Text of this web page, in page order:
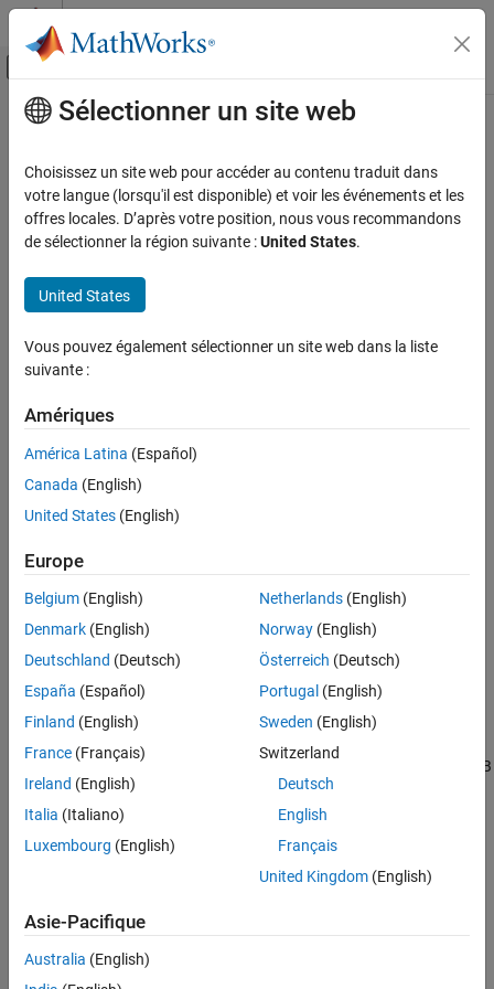
Passer au contenu
Activer/désactiver l'affichage du menu
Accueil de la documentation
Cloud Integrations
Cloud Center
Getting Started with Cloud Center
Run MATLAB Parallel Server in AWS Using
Cloud Center
Contenu principal
Getting Started with Cloud Center
Topics to help you begin working with Cloud Center
Check requirements for using Cloud Center, access your Cloud
Center account, and set up Amazon®Web Services (AWS
Topics
Requirements for Using Cloud Center
Check requirements for Cloud Center to use MATLAB
MATLAB Parallel Server™
on AWS.
Link Cloud Account to Cloud Center
Learn how to link your cloud account so that you can use MATLAB
in the cloud from Cloud Center.
Start MATLAB on Amazon Web Services (AWS) Using Cloud
Learn how to start a cloud machine with MATLAB installed using
Start and Test MATLAB Parallel Server Cluster in Cloud Center
Sélectionner un site web
Choisissez un site web pour accéder au contenu traduit dans
votre langue (lorsqu'il est disponible) et voir les événements et les
offres locales. D’après votre position, nous vous recommandons
de sélectionner la région suivante :United States.
United States
Vous pouvez également sélectionner un site web dans la liste
suivante :
Amériques
América Latina (Español)
Canada (English)
United States (English)
Europe
Belgium (English)
Denmark (English)
Deutschland (Deutsch)
España (Español)
Finland (English)
France (Français)
Ireland (English)
Italia (Italiano)
Luxembourg (English)
Netherlands(English)
Norway(English)
Österreich (Deutsch)
Portugal (English)
Sweden (English)
Switzerland
Deutsch
English
Français
United Kingdom(English)
Asie-Pacifique
Australia (English)